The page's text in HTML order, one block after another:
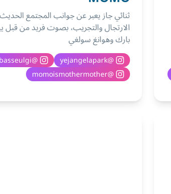
ثنائي جاز يعبر عن جوانب المجتمع
الارتجال والتجريب، بصوت فريد من قبل
بارك وهوانغ سولغي
@
yejangelapark
@
basseulgi
@
momoismothermother